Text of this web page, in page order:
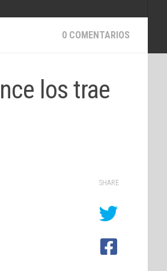
0 COMENTARIOS
los trae
SHARE